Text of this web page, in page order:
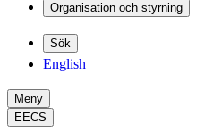
Organisation och styrning
Sök
English
Meny
EECS